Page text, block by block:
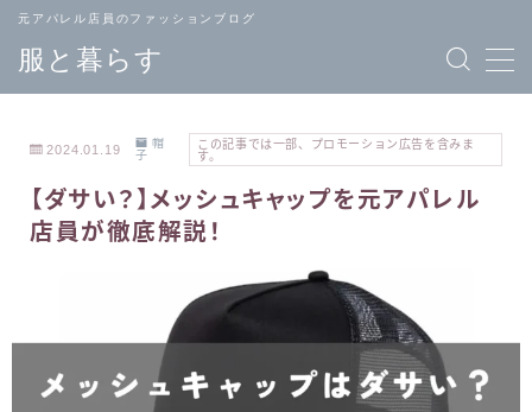
服と暮らす
元アパレル店員のファッションブログ
TOPページ
へ戻る
ブランド
メンズ
ファッション
レディース
ファッション
2024.01.19
帽
子
この記事では一部、プロモーション広告を含みま
す。
【ダサい？】メッシュキャップを元アパレル
店員が徹底解説！